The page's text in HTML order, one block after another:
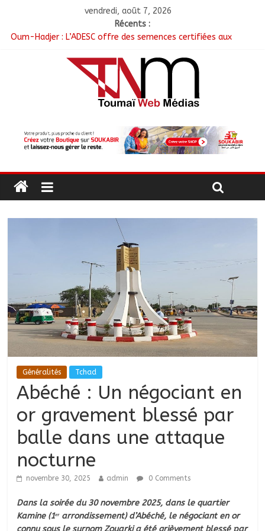
vendredi, août 7, 2026
Récents :
Oum-Hadjer : L’ADESC offre des semences certifiées aux
RGPH-3 : Le Tchad clôture la collecte des données avec plus
de 4,3 millions de ménages recensés
Tchad–Égypte : La Commission mixte relance les grands
chantiers de coopération
Nigeria : 308 otages libérés lors d’une vaste opération de
Généralités Tchad
Abéché : Un négociant en
or gravement blessé par
balle dans une attaque
nocturne
novembre 30, 2025 admin 0 Comments
Dans la soirée du 30 novembre 2025, dans le quartier
Kamine (1ᵉʳ arrondissement) d’Abéché, le négociant en or